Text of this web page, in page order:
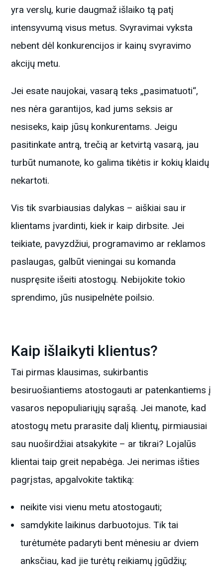
yra verslų, kurie daugmaž išlaiko tą patį
intensyvumą visus metus. Svyravimai vyksta
nebent dėl konkurencijos ir kainų svyravimo
akcijų metu.
Jei esate naujokai, vasarą teks „pasimatuoti“,
nes nėra garantijos, kad jums seksis ar
nesiseks, kaip jūsų konkurentams. Jeigu
pasitinkate antrą, trečią ar ketvirtą vasarą, jau
turbūt numanote, ko galima tikėtis ir kokių klaidų
nekartoti.
Vis tik svarbiausias dalykas – aiškiai sau ir
klientams įvardinti, kiek ir kaip dirbsite. Jei
teikiate, pavyzdžiui, programavimo ar reklamos
paslaugas, galbūt vieningai su komanda
nuspręsite išeiti atostogų. Nebijokite tokio
sprendimo, jūs nusipelnėte poilsio.
Kaip išlaikyti klientus?
Tai pirmas klausimas, sukirbantis
besiruošiantiems atostogauti ar patenkantiems į
vasaros nepopuliariųjų sąrašą. Jei manote, kad
atostogų metu prarasite dalį klientų, pirmiausiai
sau nuoširdžiai atsakykite – ar tikrai? Lojalūs
klientai taip greit nepabėga. Jei nerimas išties
pagrįstas, apgalvokite taktiką:
neikite visi vienu metu atostogauti;
samdykite laikinus darbuotojus. Tik tai
turėtumėte padaryti bent mėnesiu ar dviem
anksčiau, kad jie turėtų reikiamų įgūdžių;